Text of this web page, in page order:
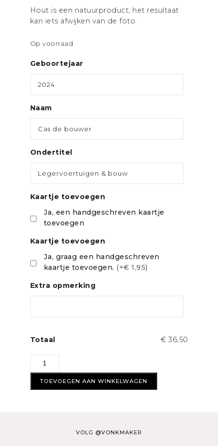
Hout is een natuurproduct, het resultaat
kan iets afwijken van de foto.
Op voorraad
Geboortejaar
Naam
Ondertitel
Kaartje toevoegen
Ja, een handgeschreven kaartje
toevoegen
Kaartje toevoegen
Ja, graag een handgeschreven
kaartje toevoegen. (+€ 1,95)
Extra opmerking
Totaal € 36,50
Gereedschapkist
met
naam
aantal
TOEVOEGEN AAN WINKELWAGEN
VOLG @VONKMAKER